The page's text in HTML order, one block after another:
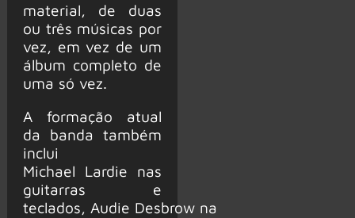
material, de duas
ou três músicas por
vez, em vez de um
álbum completo de
uma só vez.
A formação atual
da banda também
inclui
Michael Lardie nas
guitarras e
teclados, Audie Desbrow na